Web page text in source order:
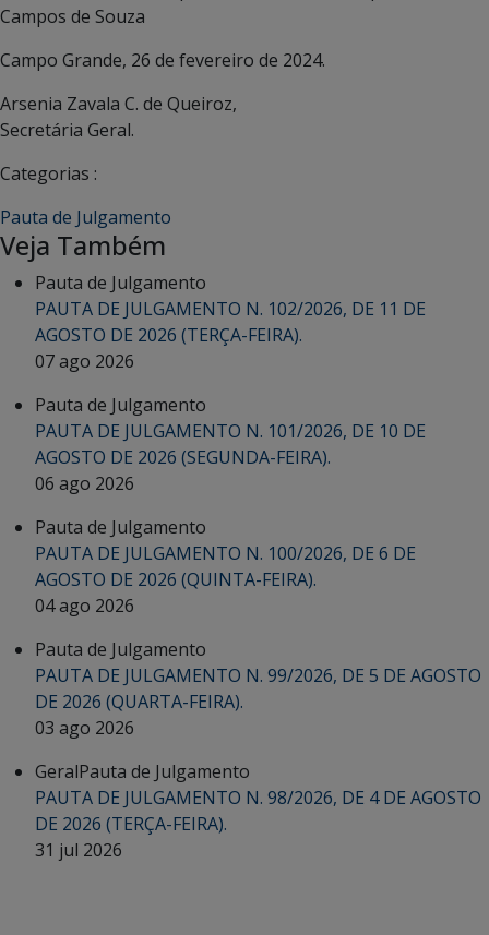
Campos de Souza
Campo Grande, 26 de fevereiro de 2024.
Arsenia Zavala C. de Queiroz,
Secretária Geral.
Categorias :
Pauta de Julgamento
Veja Também
Pauta de Julgamento
PAUTA DE JULGAMENTO N. 102/2026, DE 11 DE
AGOSTO DE 2026 (TERÇA-FEIRA).
07 ago 2026
Pauta de Julgamento
PAUTA DE JULGAMENTO N. 101/2026, DE 10 DE
AGOSTO DE 2026 (SEGUNDA-FEIRA).
06 ago 2026
Pauta de Julgamento
PAUTA DE JULGAMENTO N. 100/2026, DE 6 DE
AGOSTO DE 2026 (QUINTA-FEIRA).
04 ago 2026
Pauta de Julgamento
PAUTA DE JULGAMENTO N. 99/2026, DE 5 DE AGOSTO
DE 2026 (QUARTA-FEIRA).
03 ago 2026
GeralPauta de Julgamento
PAUTA DE JULGAMENTO N. 98/2026, DE 4 DE AGOSTO
DE 2026 (TERÇA-FEIRA).
31 jul 2026